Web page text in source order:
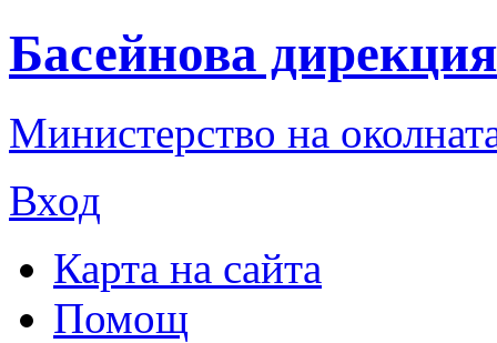
Басейнова
Министерство на
Вход
Карта на сайта
Помощ